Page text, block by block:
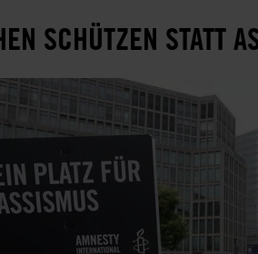
SCHÜTZEN STATT